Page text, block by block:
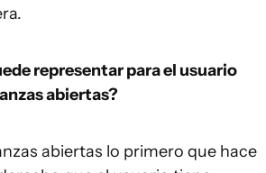
representar para el usuario
abiertas?
abiertas lo primero que hace